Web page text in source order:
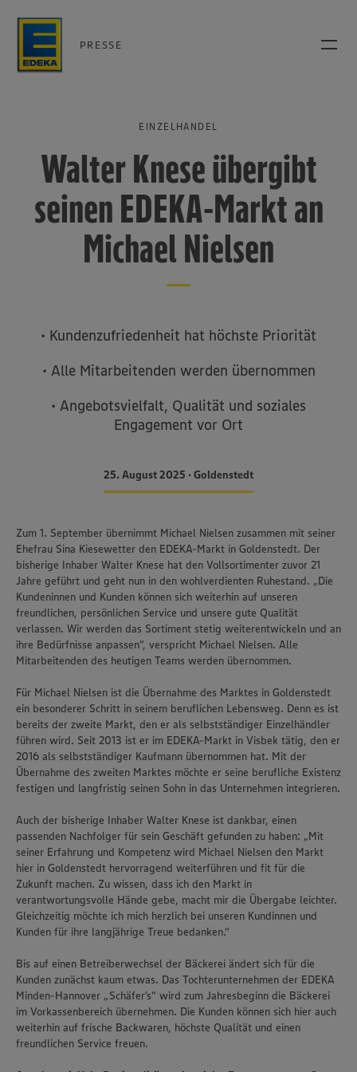
PRESSE
EINZELHANDEL
Walter Knese übergibt
seinen EDEKA-Markt an
Michael Nielsen
• Kundenzufriedenheit hat höchste Priorität
• Alle Mitarbeitenden werden übernommen
• Angebotsvielfalt, Qualität und soziales
Engagement vor Ort
25. August 2025 • Goldenstedt
Zum 1. September übernimmt Michael Nielsen zusammen mit seiner
Ehefrau Sina Kiesewetter den EDEKA-Markt in Goldenstedt. Der
bisherige Inhaber Walter Knese hat den Vollsortimenter zuvor 21
Jahre geführt und geht nun in den wohlverdienten Ruhestand. „Die
Kundeninnen und Kunden können sich weiterhin auf unseren
freundlichen, persönlichen Service und unsere gute Qualität
verlassen. Wir werden das Sortiment stetig weiterentwickeln und an
ihre Bedürfnisse anpassen“, verspricht Michael Nielsen. Alle
Mitarbeitenden des heutigen Teams werden übernommen.
Für Michael Nielsen ist die Übernahme des Marktes in Goldenstedt
ein besonderer Schritt in seinem beruflichen Lebensweg. Denn es ist
bereits der zweite Markt, den er als selbstständiger Einzelhändler
führen wird. Seit 2013 ist er im EDEKA-Markt in Visbek tätig, den er
2016 als selbstständiger Kaufmann übernommen hat. Mit der
Übernahme des zweiten Marktes möchte er seine berufliche Existenz
festigen und langfristig seinen Sohn in das Unternehmen integrieren.
Auch der bisherige Inhaber Walter Knese ist dankbar, einen
passenden Nachfolger für sein Geschäft gefunden zu haben: „Mit
seiner Erfahrung und Kompetenz wird Michael Nielsen den Markt
hier in Goldenstedt hervorragend weiterführen und fit für die
Zukunft machen. Zu wissen, dass ich den Markt in
verantwortungsvolle Hände gebe, macht mir die Übergabe leichter.
Gleichzeitig möchte ich mich herzlich bei unseren Kundinnen und
Kunden für ihre langjährige Treue bedanken.“
Bis auf einen Betreiberwechsel der Bäckerei ändert sich für die
Kunden zunächst kaum etwas. Das Tochterunternehmen der EDEKA
Minden-Hannover „Schäfer’s“ wird zum Jahresbeginn die Bäckerei
im Vorkassenbereich übernehmen. Die Kunden können sich hier auch
weiterhin auf frische Backwaren, höchste Qualität und einen
freundlichen Service freuen.